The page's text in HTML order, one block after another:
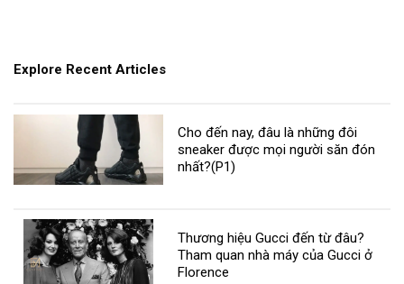
Explore Recent Articles
Cho đến nay, đâu là những đôi
sneaker được mọi người săn đón
nhất?(P1)
Thương hiệu Gucci đến từ đâu?
Tham quan nhà máy của Gucci ở
Florence